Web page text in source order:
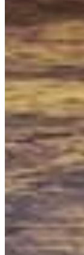
Agence immobilière
Maya. Plus d'une
investisseurs du
PLAN DU SITE
Accueil
Services
Qui sommes-nous
Blog
Contact
VILLES
Cancún
Tulum
Playa del Carmen